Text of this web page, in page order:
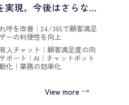
実現。今後はさらな...
呼を改善｜ 24/365で顧客満足
ーの利便性を向上
有人チャット ｜ 顧客満足度の向
ポート ｜ AI ｜ チャットボット
化｜ 業務の効率化
View more